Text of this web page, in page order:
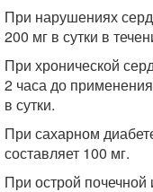
При нарушениях
200 мг в сутки в
При хронической
2 часа до
в сутки.
При сахарном
составляет 100 мг.
При острой почечной